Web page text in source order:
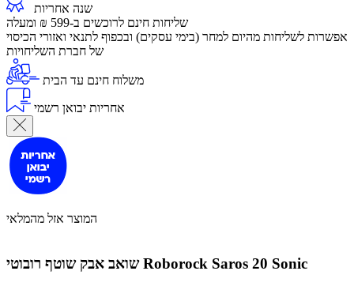
שנה אחריות
שליחות חינם לרוכשים ב-599 ₪ ומעלה
​אפשרות לשליחות מהיום למחר (בימי עסקים) ובכפוף לתנאי ואזורי הכיסוי
של חברת השליחויות
משלוח חינם עד הבית
אחריות יבואן רשמי
המוצר אזל מהמלאי
שואב אבק שוטף רובוטי Roborock Saros 20 Sonic